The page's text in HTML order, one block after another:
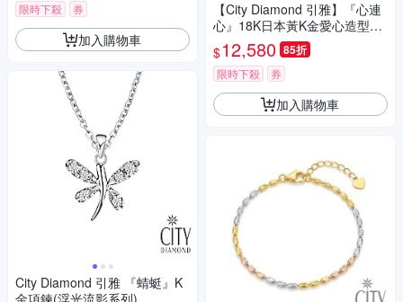
限時下殺 券
加入購物車
City Diamond 引雅 『蜻蜓』K
【City Diamond 引雅】『心連
心』18K日本黃K金愛心造型針
式耳環-附日本證書(東京Yuki系
列)
$12,580 85折
限時下殺 券
加入購物車